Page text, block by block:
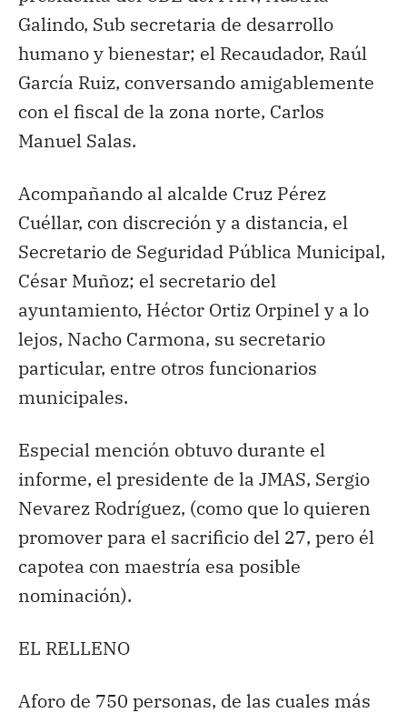
Galindo, Sub secretaria de desarrollo
humano y bienestar; el Recaudador, Raúl
García Ruiz, conversando amigablemente
con el fiscal de la zona norte, Carlos
Manuel Salas.
Acompañando al alcalde Cruz Pérez
Cuéllar, con discreción y a distancia, el
Secretario de Seguridad Pública Municipal,
César Muñoz; el secretario del
ayuntamiento, Héctor Ortiz Orpinel y a lo
lejos, Nacho Carmona, su secretario
particular, entre otros funcionarios
municipales.
Especial mención obtuvo durante el
informe, el presidente de la JMAS, Sergio
Nevarez Rodríguez, (como que lo quieren
promover para el sacrificio del 27, pero él
capotea con maestría esa posible
nominación).
EL RELLENO
Aforo de 750 personas, de las cuales más